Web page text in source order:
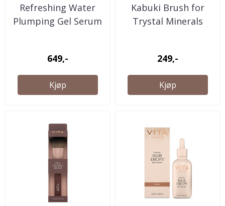
Refreshing Water
Plumping Gel Serum
649,-
Kjøp
Kabuki Brush for
Trystal Minerals
249,-
Kjøp